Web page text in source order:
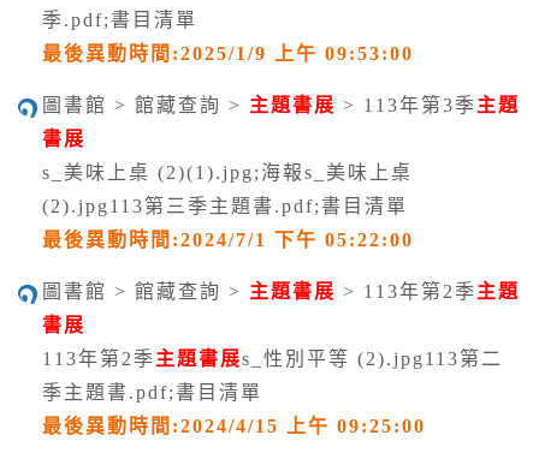
季.pdf;書目清單
最後異動時間:2025/1/9 上午 09:53:00
圖書館 > 館藏查詢 > 主題書展 > 113年第3季 主題
書展
s_美味上桌 (2)(1).jpg;海報s_美味上桌
(2).jpg113第三季主題書.pdf;書目清單
最後異動時間:2024/7/1 下午 05:22:00
圖書館 > 館藏查詢 > 主題書展 > 113年第2季 主題
書展
113年第2季 主題書展s_性別平等 (2).jpg113第二
季主題書.pdf;書目清單
最後異動時間:2024/4/15 上午 09:25:00